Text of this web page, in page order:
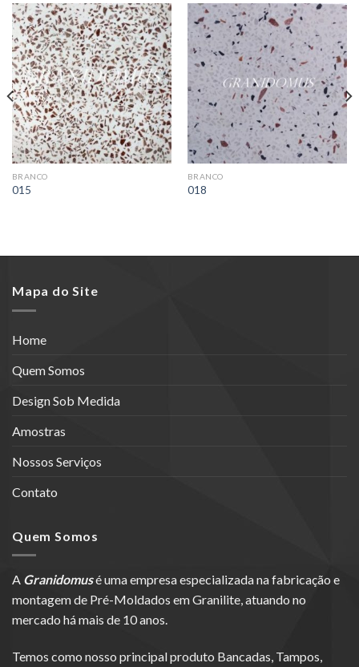
BRANCO
015
BRANCO
018
Mapa do Site
Home
Quem Somos
Design Sob Medida
Amostras
Nossos Serviços
Contato
Quem Somos
A Granidomusé uma empresa especializada na fabricação e
montagem de Pré-Moldados em Granilite, atuando no
mercado há mais de 10 anos.
Temos como nosso principal produto Bancadas, Tampos,